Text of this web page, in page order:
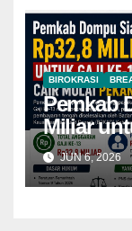
BIROKRASI
Pemkab
Miliar
Mulai
JUN 6, 2026